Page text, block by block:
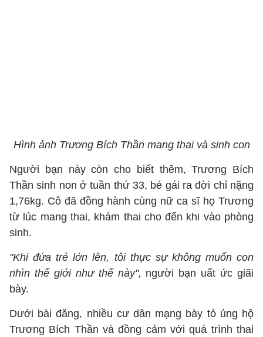
Hình ảnh Trương Bích Thần mang thai và sinh con
Người bạn này còn cho biết thêm, Trương Bích
Thần sinh non ở tuần thứ 33, bé gái ra đời chỉ nặng
1,76kg. Cô đã đồng hành cùng nữ ca sĩ họ Trương
từ lúc mang thai, khám thai cho đến khi vào phòng
sinh.
"Khi đứa trẻ lớn lên, tôi thực sự không muốn con
nhìn thế giới như thế này", người bạn uất ức giãi
bày.
Dưới bài đăng, nhiều cư dân mạng bày tỏ ủng hộ
Trương Bích Thần và đồng cảm với quá trình thai